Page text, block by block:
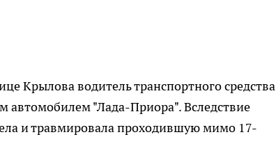
Крылова водитель транспортного средства
автомобилем "Лада-Приора". Вследствие
и травмировала проходившую мимо 17-